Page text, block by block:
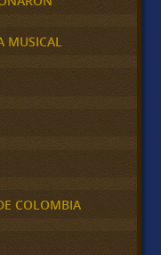
MUSICAL
COLOMBIA